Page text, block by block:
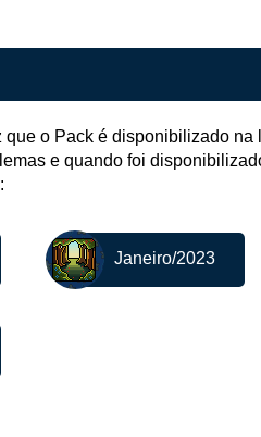
que o Pack é disponibilizado na
e quando foi
Janeiro/2023